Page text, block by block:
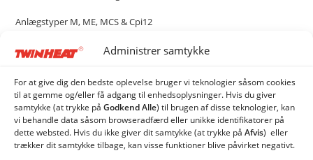
Administrer samtykke
For at give dig den bedste oplevelse bruger vi teknologier såsom cookies
til at gemme og/eller få adgang til enhedsoplysninger. Hvis du giver
samtykke (at trykke på Godkend Alle) til brugen af ​​disse teknologier, kan
vi behandle data såsom browseradfærd eller unikke identifikatorer på
dette websted. Hvis du ikke giver dit samtykke (at trykke på Afvis) eller
trækker dit samtykke tilbage, kan visse funktioner blive påvirket negativt.
Anlægstyper M, ME, MCS & Cpi12
Anlægstyper CS120i, CS150i & CS250i
Rotag 2500 & 4500
Reservedelskatalog TW-1
Kategorier